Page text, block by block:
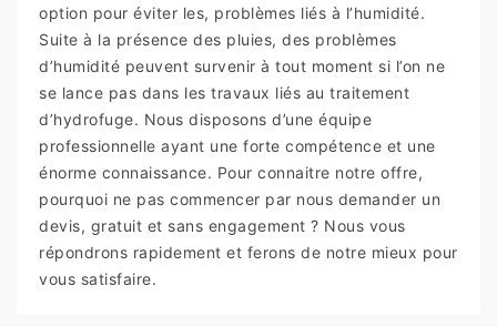
option pour éviter les, problèmes liés à l’humidité.
Suite à la présence des pluies, des problèmes
d’humidité peuvent survenir à tout moment si l’on ne
se lance pas dans les travaux liés au traitement
d’hydrofuge. Nous disposons d’une équipe
professionnelle ayant une forte compétence et une
énorme connaissance. Pour connaitre notre offre,
pourquoi ne pas commencer par nous demander un
devis, gratuit et sans engagement ? Nous vous
répondrons rapidement et ferons de notre mieux pour
vous satisfaire.